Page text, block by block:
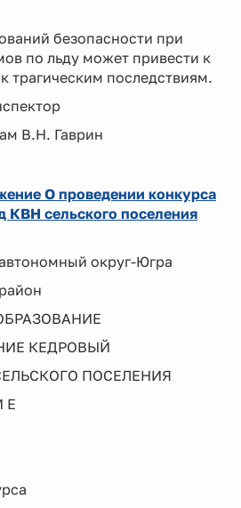
безопасности при
по льду может привести к
трагическим последствиям.
В.Н. Гаврин
О проведении конкурса
сельского поселения
округ-Югра
КЕДРОВЫЙ
ПОСЕЛЕНИЯ
Е